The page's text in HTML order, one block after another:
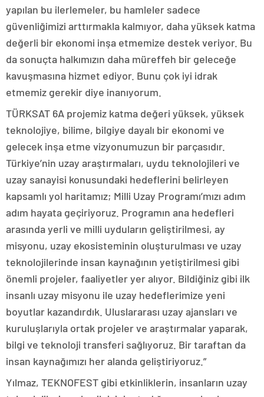
yapılan bu ilerlemeler, bu hamleler sadece
güvenliğimizi arttırmakla kalmıyor, daha yüksek katma
değerli bir ekonomi inşa etmemize destek veriyor. Bu
da sonuçta halkımızın daha müreffeh bir geleceğe
kavuşmasına hizmet ediyor. Bunu çok iyi idrak
etmemiz gerekir diye inanıyorum.
TÜRKSAT 6A projemiz katma değeri yüksek, yüksek
teknolojiye, bilime, bilgiye dayalı bir ekonomi ve
gelecek inşa etme vizyonumuzun bir parçasıdır.
Türkiye’nin uzay araştırmaları, uydu teknolojileri ve
uzay sanayisi konusundaki hedeflerini belirleyen
kapsamlı yol haritamız; Milli Uzay Programı’mızı adım
adım hayata geçiriyoruz. Programın ana hedefleri
arasında yerli ve milli uyduların geliştirilmesi, ay
misyonu, uzay ekosisteminin oluşturulması ve uzay
teknolojilerinde insan kaynağının yetiştirilmesi gibi
önemli projeler, faaliyetler yer alıyor. Bildiğiniz gibi ilk
insanlı uzay misyonu ile uzay hedeflerimize yeni
boyutlar kazandırdık. Uluslararası uzay ajansları ve
kuruluşlarıyla ortak projeler ve araştırmalar yaparak,
bilgi ve teknoloji transferi sağlıyoruz. Bir taraftan da
insan kaynağımızı her alanda geliştiriyoruz.”
Yılmaz, TEKNOFEST gibi etkinliklerin, insanların uzay